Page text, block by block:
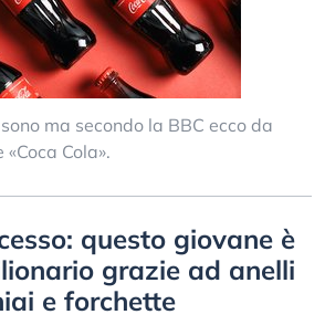
ma secondo la BBC ecco da
Cola».
questo giovane è
grazie ad anelli
e forchette